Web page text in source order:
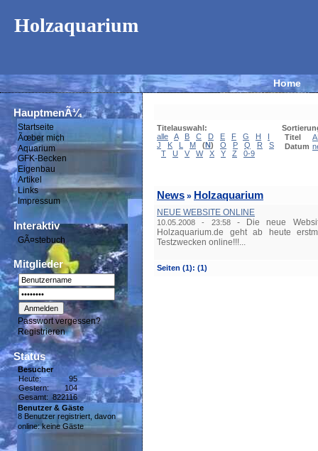
Holzaquarium
Home
HauptmenÃ¼
Startseite
Ãœber mich
Aquarium
GFK-Becken
Eigenbau
Artikel
Links
Impressum
Interaktiv
GÃ¤stebuch
Mitglieder
Passwort vergessen?
Registrieren
Status
Besucher
Heute:
95
Gestern:
104
Gesamt: 822116
Benutzer & Gäste
8 Benutzer registriert, davon
online: keine Gäste
Titelauswahl:
alle
A B C D E F G H
I
J
K L M (N) O P Q R
S
T
U V W X Y Z 0-9
Titel
Datum
News » Holzaquarium
NEUE WEBSITE ONLINE
10.05.2008 - 23:58-
Die neue
Holzaquarium.de geht ab heute
Testzwecken online!!!...
Seiten (1): (1)